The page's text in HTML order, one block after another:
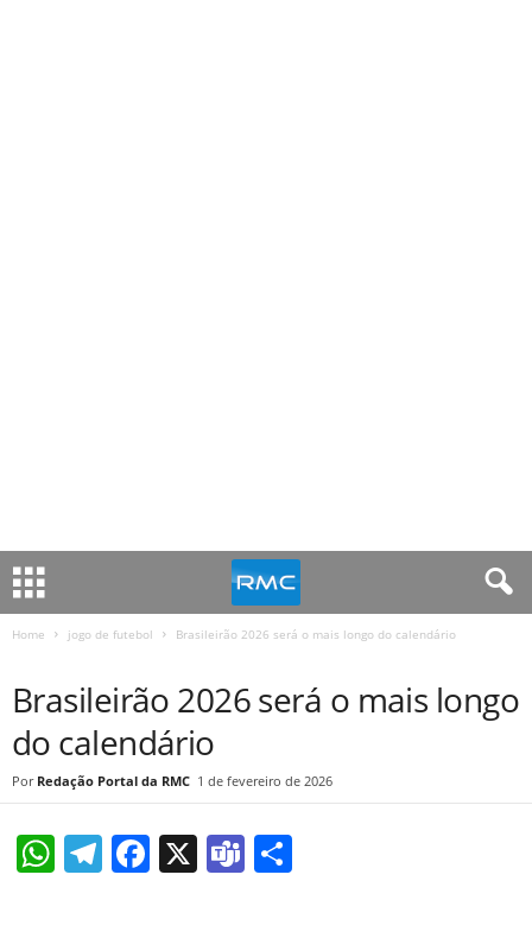
Home jogo de futebol Brasileirão 2026 será o mais longo do calendário
Brasileirão 2026 será o mais longo
do calendário
Redação Portal da RMC 1 de fevereiro de 2026
W
T
F
X
T